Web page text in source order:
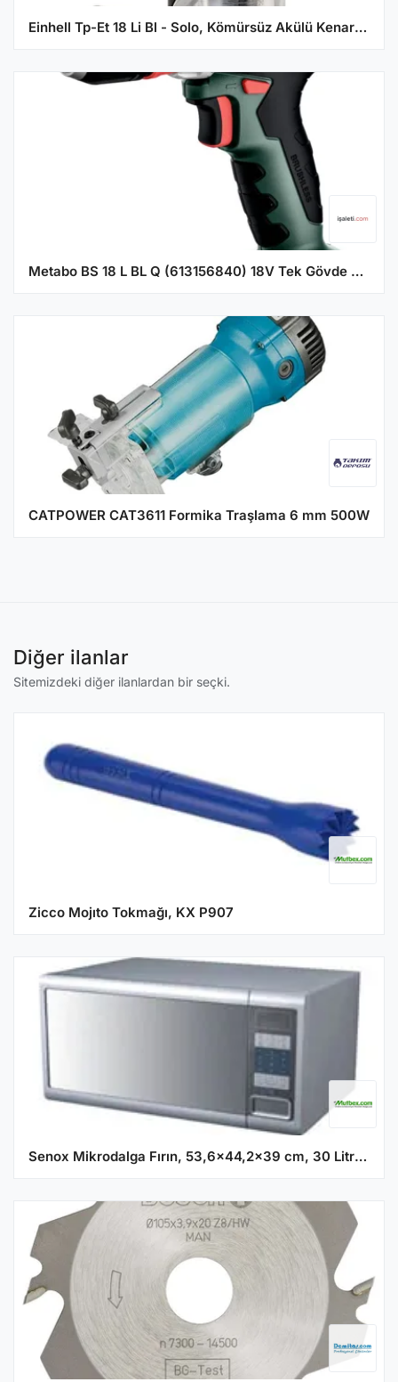
Einhell Tp-Et 18 Li Bl - Solo, Kömürsüz Akülü Kenar Freze Makinesi Aküsüz 4350412
Metabo BS 18 L BL Q (613156840) 18V Tek Gövde Akülü Matkap / Tornavida
CATPOWER CAT3611 Formika Traşlama 6 mm 500W
Diğer ilanlar
Sitemizdeki diğer ilanlardan bir seçki.
Zicco Mojıto Tokmağı, KX P907
Senox Mikrodalga Fırın, 53,6x44,2x39 cm, 30 Litre, 900 W